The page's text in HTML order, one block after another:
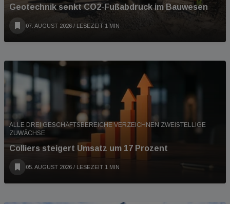
Geotechnik senkt CO2-Fußabdruck im Bauwesen
07. AUGUST 2026 / LESEZEIT 1 MIN
ALLE DREI GESCHÄFTSBEREICHE VERZEICHNEN ZWEISTELLIGE
ZUWÄCHSE
Colliers steigert Umsatz um 17 Prozent
05. AUGUST 2026 / LESEZEIT 1 MIN